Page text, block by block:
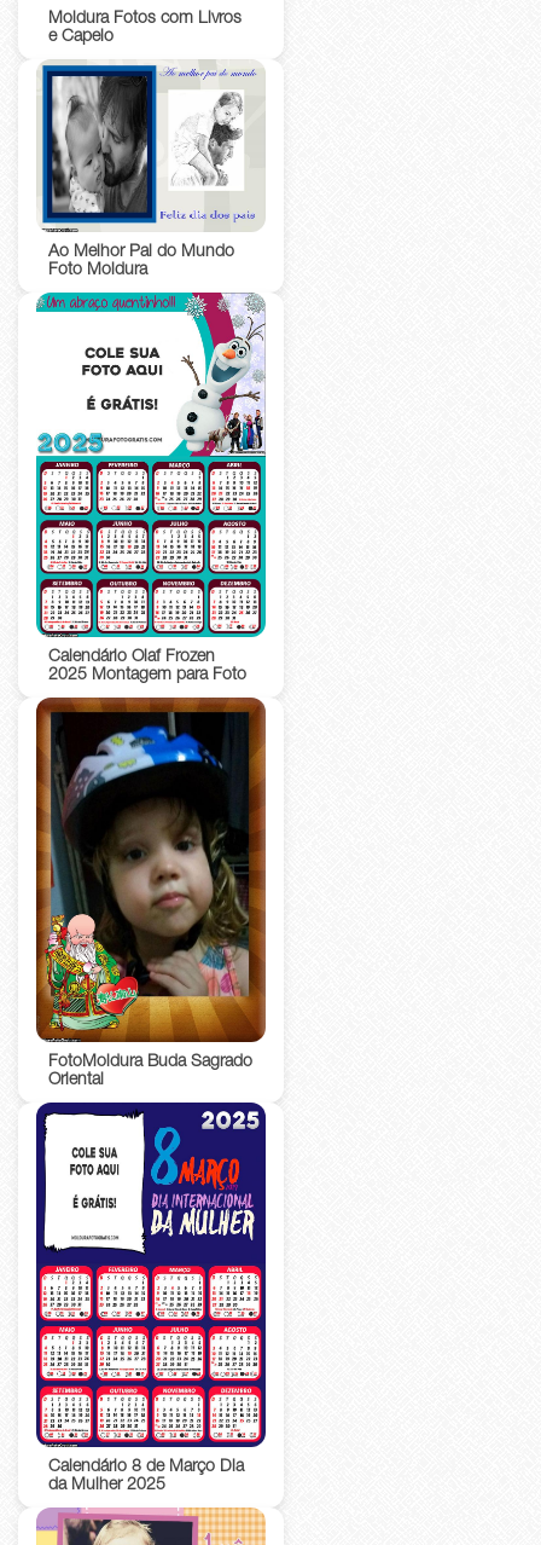
Moldura Fotos com Livros
e Capelo
Ao Melhor Pai do Mundo
Foto Moldura
Calendário Olaf Frozen
2025 Montagem para Foto
FotoMoldura Buda Sagrado
Oriental
Calendário 8 de Março Dia
da Mulher 2025